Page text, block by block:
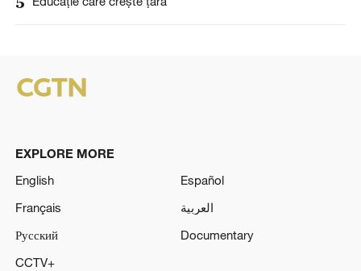
EXPLORE MORE
English
Español
Français
العربية
Русский
Documentary
CCTV+